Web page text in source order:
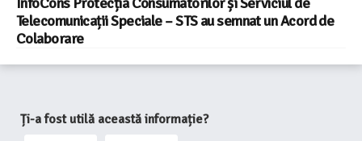
Telecomunicații Speciale – STS au semnat un Acord de
Colaborare
Ți-a fost utilă această informație?